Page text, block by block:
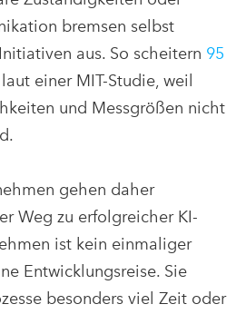
bremsen selbst
aus. So scheitern 95
einer MIT-Studie, weil
und Messgrößen nicht
gehen daher
Weg zu erfolgreicher KI-
ist kein einmaliger
Entwicklungsreise. Sie
besonders viel Zeit oder